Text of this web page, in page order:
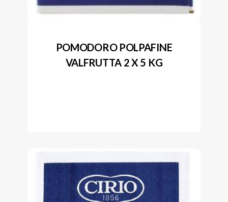
POMODORO POLPAFINE
VALFRUTTA 2 X 5 KG